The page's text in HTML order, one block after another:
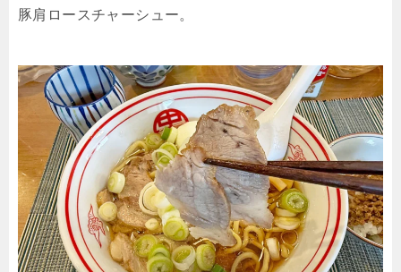
豚肩ロースチャーシュー。